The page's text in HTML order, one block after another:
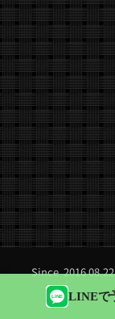
Since 2016
LINEで